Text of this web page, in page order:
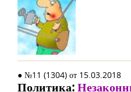
● №11 (1304) от 15.03.2018
Политика: